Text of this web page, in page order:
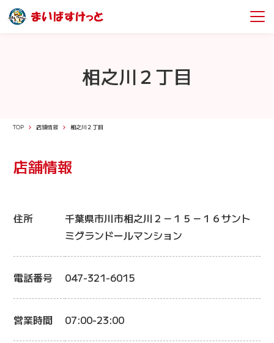
相之川２丁目
TOP 店舗情報 相之川２丁目
店舗情報
住所
千葉県市川市相之川２－１５－１６サント
ミグランドールマンション
電話番号 047-321-6015
営業時間 07:00-23:00